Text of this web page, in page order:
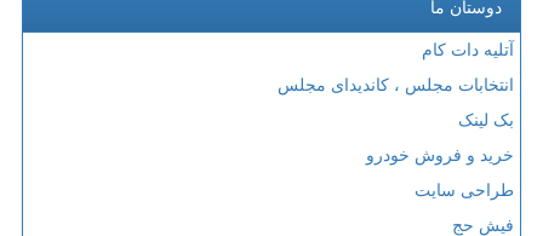
دوستان ما
آتلیه دات کام
انتخابات مجلس ، کاندیدای مجلس
بک لینک
خرید و فروش خودرو
طراحی سایت
فیش حج